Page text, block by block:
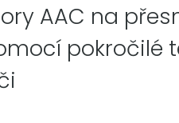
AAC na
pokročilé